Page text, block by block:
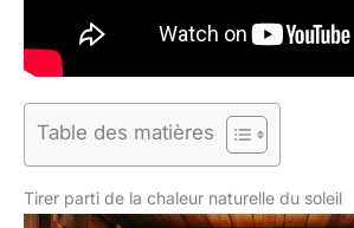
Table des matières
Tirer parti de la chaleur naturelle du soleil